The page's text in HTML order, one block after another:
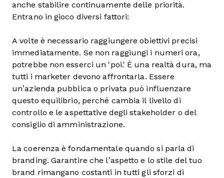
anche stabilire continuamente delle priorità.
Entrano in gioco diversi fattori:
A volte è necessario raggiungere obiettivi precisi
immediatamente. Se non raggiungi i numeri ora,
potrebbe non esserci un 'poi.' È una realtà dura, ma
tutti i marketer devono affrontarla. Essere
un’azienda pubblica o privata può influenzare
questo equilibrio, perché cambia il livello di
controllo e le aspettative degli stakeholder o del
consiglio di amministrazione.
La coerenza è fondamentale quando si parla di
branding. Garantire che l’aspetto e lo stile del tuo
brand rimangano costanti in tutti gli sforzi di